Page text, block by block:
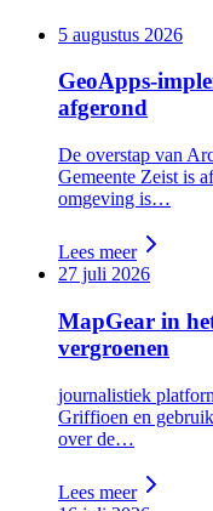
5 augustus 2026
GeoApps-
afgerond
De overstap van
Gemeente Zeist is
omgeving is…
Lees meer
27 juli 2026
MapGear in
vergroenen
journalistiek
Griffioen en
over de…
Lees meer